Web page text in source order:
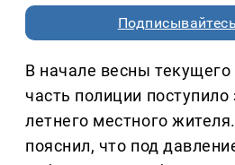
В начале весны
часть полиции поступило
летнего местного
пояснил, что под